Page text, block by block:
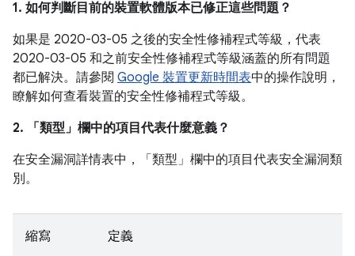
1. 如何判斷目前的裝置軟體版本已修正這些問題？
如果是 2020-03-05 之後的安全性修補程式等級，代表
2020-03-05 和之前安全性修補程式等級涵蓋的所有問題
都已解決。請參閱 Google 裝置更新時間表中的操作說明，
瞭解如何查看裝置的安全性修補程式等級。
2. 「類型」 欄中的項目代表什麼意義？
在安全漏洞詳情表中，「類型」 欄中的項目代表安全漏洞類
別。
縮寫 定義